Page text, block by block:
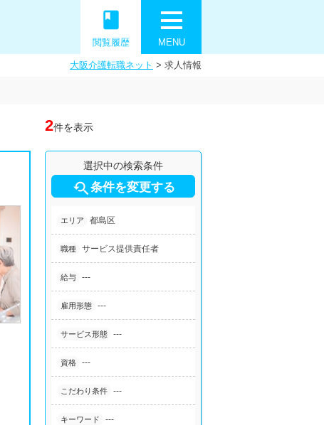
MENU
book
閲覧履歴
大阪介護転職ネット > 求人情報
2件を表示
選択中の検索条件
条件を変更する
エリア 都島区
職種 サービス提供責任者
給与 ---
雇用形態 ---
サービス形態 ---
資格 ---
こだわり条件 ---
キーワード ---